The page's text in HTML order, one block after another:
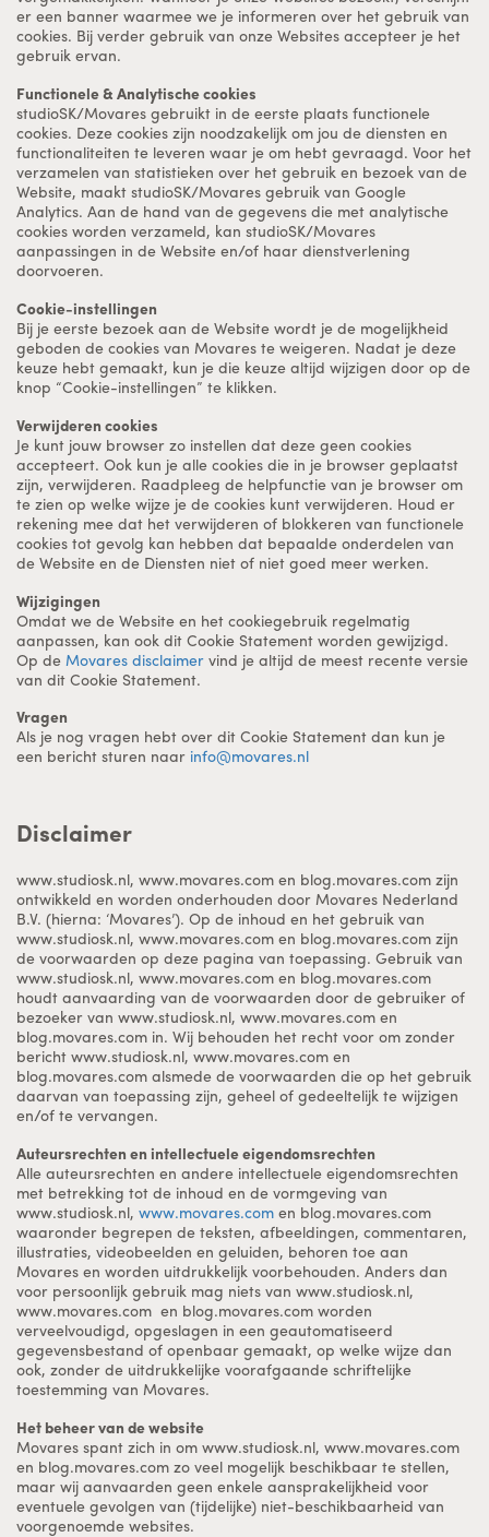
er een banner waarmee we je informeren over het gebruik van
cookies. Bij verder gebruik van onze Websites accepteer je het
gebruik ervan.
Functionele & Analytische cookies
studioSK/Movares gebruikt in de eerste plaats functionele
cookies. Deze cookies zijn noodzakelijk om jou de diensten en
functionaliteiten te leveren waar je om hebt gevraagd. Voor het
verzamelen van statistieken over het gebruik en bezoek van de
Website, maakt studioSK/Movares gebruik van Google
Analytics. Aan de hand van de gegevens die met analytische
cookies worden verzameld, kan studioSK/Movares
aanpassingen in de Website en/of haar dienstverlening
doorvoeren.
Cookie-instellingen
Bij je eerste bezoek aan de Website wordt je de mogelijkheid
geboden de cookies van Movares te weigeren. Nadat je deze
keuze hebt gemaakt, kun je die keuze altijd wijzigen door op de
knop “Cookie-instellingen” te klikken.
Verwijderen cookies
Je kunt jouw browser zo instellen dat deze geen cookies
accepteert. Ook kun je alle cookies die in je browser geplaatst
zijn, verwijderen. Raadpleeg de helpfunctie van je browser om
te zien op welke wijze je de cookies kunt verwijderen. Houd er
rekening mee dat het verwijderen of blokkeren van functionele
cookies tot gevolg kan hebben dat bepaalde onderdelen van
de Website en de Diensten niet of niet goed meer werken.
Wijzigingen
Omdat we de Website en het cookiegebruik regelmatig
aanpassen, kan ook dit Cookie Statement worden gewijzigd.
Op de Movares disclaimer vind je altijd de meest recente versie
van dit Cookie Statement.
Vragen
Als je nog vragen hebt over dit Cookie Statement dan kun je
een bericht sturen naar info@movares.nl
Disclaimer
www.studiosk.nl, www.movares.com en blog.movares.com zijn
ontwikkeld en worden onderhouden door Movares Nederland
B.V. (hierna: ‘Movares’). Op de inhoud en het gebruik van
www.studiosk.nl, www.movares.com en blog.movares.com zijn
de voorwaarden op deze pagina van toepassing. Gebruik van
www.studiosk.nl, www.movares.com en blog.movares.com
houdt aanvaarding van de voorwaarden door de gebruiker of
bezoeker van www.studiosk.nl, www.movares.com en
blog.movares.com in. Wij behouden het recht voor om zonder
bericht www.studiosk.nl, www.movares.com en
blog.movares.com alsmede de voorwaarden die op het gebruik
daarvan van toepassing zijn, geheel of gedeeltelijk te wijzigen
en/of te vervangen.
Auteursrechten en intellectuele eigendomsrechten
Alle auteursrechten en andere intellectuele eigendomsrechten
met betrekking tot de inhoud en de vormgeving van
www.studiosk.nl, www.movares.com en blog.movares.com
waaronder begrepen de teksten, afbeeldingen, commentaren,
illustraties, videobeelden en geluiden, behoren toe aan
Movares en worden uitdrukkelijk voorbehouden. Anders dan
voor persoonlijk gebruik mag niets van www.studiosk.nl,
www.movares.com en blog.movares.com worden
verveelvoudigd, opgeslagen in een geautomatiseerd
gegevensbestand of openbaar gemaakt, op welke wijze dan
ook, zonder de uitdrukkelijke voorafgaande schriftelijke
toestemming van Movares.
Het beheer van de website
Movares spant zich in om www.studiosk.nl, www.movares.com
en blog.movares.com zo veel mogelijk beschikbaar te stellen,
maar wij aanvaarden geen enkele aansprakelijkheid voor
eventuele gevolgen van (tijdelijke) niet-beschikbaarheid van
voorgenoemde websites.